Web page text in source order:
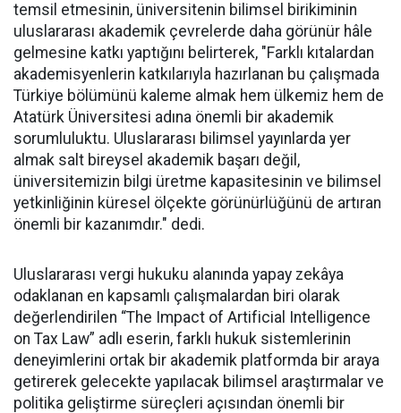
temsil etmesinin, üniversitenin bilimsel birikiminin
uluslararası akademik çevrelerde daha görünür hâle
gelmesine katkı yaptığını belirterek, "Farklı kıtalardan
akademisyenlerin katkılarıyla hazırlanan bu çalışmada
Türkiye bölümünü kaleme almak hem ülkemiz hem de
Atatürk Üniversitesi adına önemli bir akademik
sorumluluktu. Uluslararası bilimsel yayınlarda yer
almak salt bireysel akademik başarı değil,
üniversitemizin bilgi üretme kapasitesinin ve bilimsel
yetkinliğinin küresel ölçekte görünürlüğünü de artıran
önemli bir kazanımdır." dedi.
Uluslararası vergi hukuku alanında yapay zekâya
odaklanan en kapsamlı çalışmalardan biri olarak
değerlendirilen “The Impact of Artificial Intelligence
on Tax Law” adlı eserin, farklı hukuk sistemlerinin
deneyimlerini ortak bir akademik platformda bir araya
getirerek gelecekte yapılacak bilimsel araştırmalar ve
politika geliştirme süreçleri açısından önemli bir